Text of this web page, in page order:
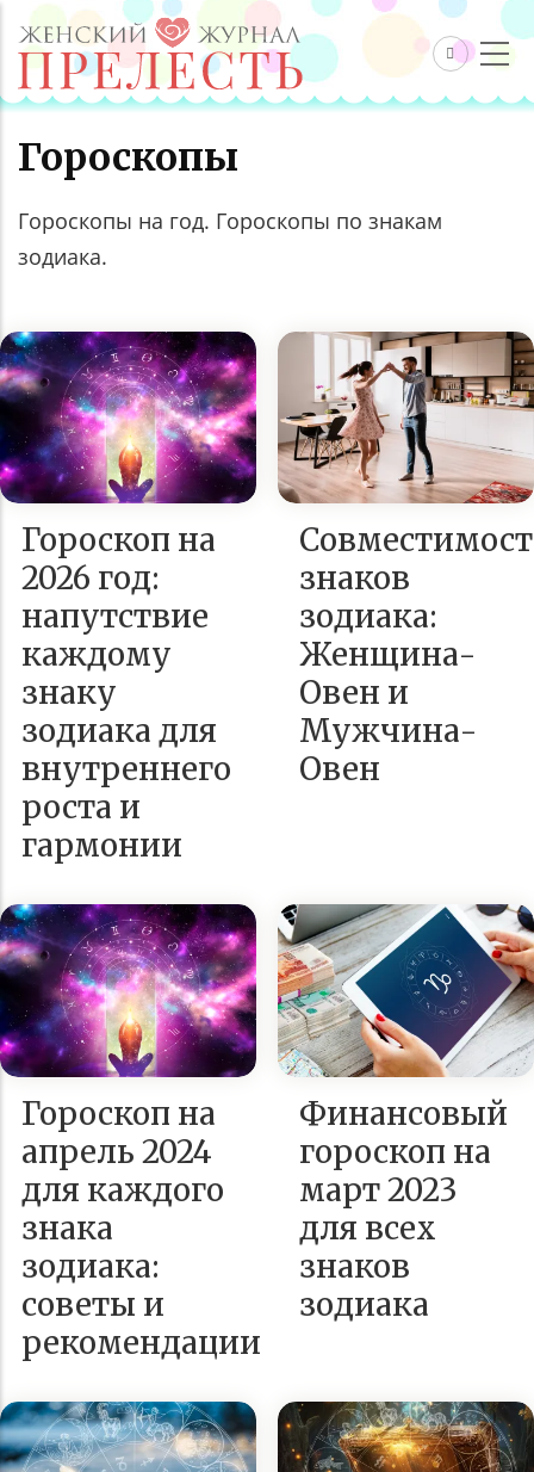
Гороскопы
Гороскопы на год. Гороскопы по знакам
зодиака.
Гороскоп на
2026 год:
напутствие
каждому
знаку
зодиака для
внутреннего
роста и
гармонии
знаков
зодиака:
Женщина-
Овен и
Мужчина-
Овен
Гороскоп на
апрель 2024
для каждого
знака
зодиака:
советы и
рекомендации
Финансовый
гороскоп на
март 2023
для всех
знаков
зодиака